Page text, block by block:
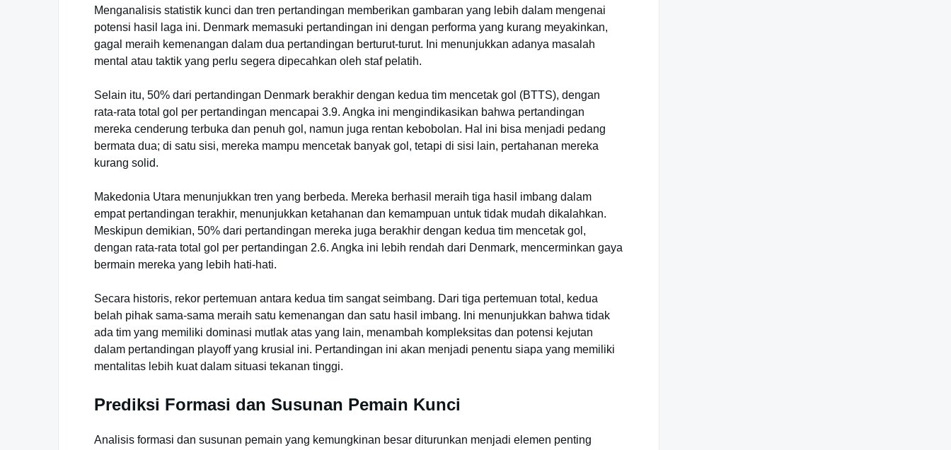
Menganalisis statistik kunci dan tren pertandingan memberikan gambaran yang lebih dalam mengenai
potensi hasil laga ini. Denmark memasuki pertandingan ini dengan performa yang kurang meyakinkan,
gagal meraih kemenangan dalam dua pertandingan berturut-turut. Ini menunjukkan adanya masalah
mental atau taktik yang perlu segera dipecahkan oleh staf pelatih.
Selain itu, 50% dari pertandingan Denmark berakhir dengan kedua tim mencetak gol (BTTS), dengan
rata-rata total gol per pertandingan mencapai 3.9. Angka ini mengindikasikan bahwa pertandingan
mereka cenderung terbuka dan penuh gol, namun juga rentan kebobolan. Hal ini bisa menjadi pedang
bermata dua; di satu sisi, mereka mampu mencetak banyak gol, tetapi di sisi lain, pertahanan mereka
kurang solid.
Makedonia Utara menunjukkan tren yang berbeda. Mereka berhasil meraih tiga hasil imbang dalam
empat pertandingan terakhir, menunjukkan ketahanan dan kemampuan untuk tidak mudah dikalahkan.
Meskipun demikian, 50% dari pertandingan mereka juga berakhir dengan kedua tim mencetak gol,
dengan rata-rata total gol per pertandingan 2.6. Angka ini lebih rendah dari Denmark, mencerminkan gaya
bermain mereka yang lebih hati-hati.
Secara historis, rekor pertemuan antara kedua tim sangat seimbang. Dari tiga pertemuan total, kedua
belah pihak sama-sama meraih satu kemenangan dan satu hasil imbang. Ini menunjukkan bahwa tidak
ada tim yang memiliki dominasi mutlak atas yang lain, menambah kompleksitas dan potensi kejutan
dalam pertandingan playoff yang krusial ini. Pertandingan ini akan menjadi penentu siapa yang memiliki
mentalitas lebih kuat dalam situasi tekanan tinggi.
Prediksi Formasi dan Susunan Pemain Kunci
Analisis formasi dan susunan pemain yang kemungkinan besar diturunkan menjadi elemen penting